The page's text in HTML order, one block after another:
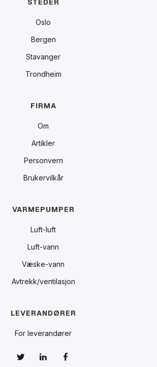
STEDER
Oslo
Bergen
Stavanger
Trondheim
FIRMA
Om
Artikler
Personvern
Brukervilkår
VARMEPUMPER
Luft-luft
Luft-vann
Væske-vann
Avtrekk/ventilasjon
LEVERANDØRER
For leverandører